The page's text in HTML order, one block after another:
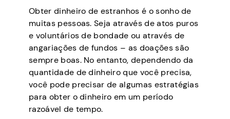
Obter dinheiro de estranhos é o sonho de
muitas pessoas. Seja através de atos puros
e voluntários de bondade ou através de
angariações de fundos – as doações são
sempre boas. No entanto, dependendo da
quantidade de dinheiro que você precisa,
você pode precisar de algumas estratégias
para obter o dinheiro em um período
razoável de tempo.